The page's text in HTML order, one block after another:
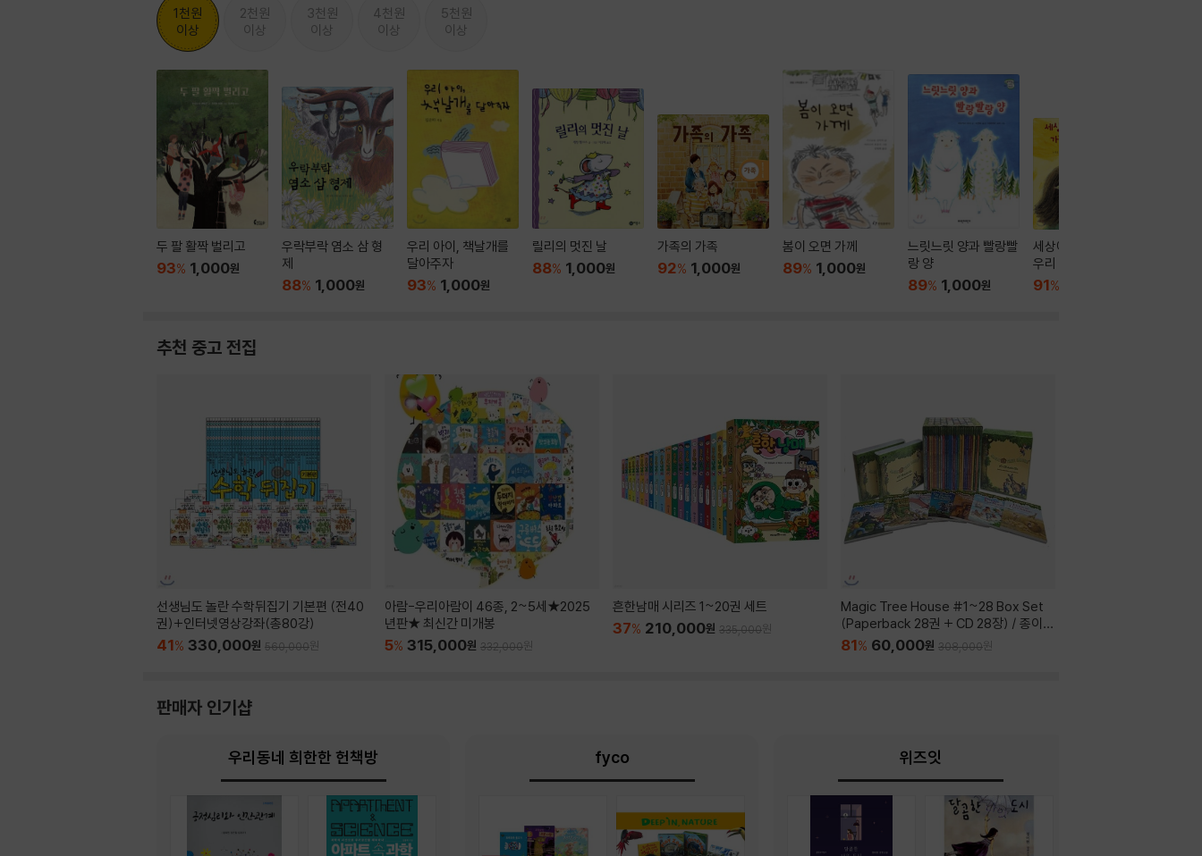
1천원
이상
2천원
이상
3천원
이상
4천원
이상
5천원
이상
두 팔 활짝 벌리고
93% 1,000원
우락부락 염소 삼 형
제
88% 1,000원
우리 아이, 책날개를
달아주자
93% 1,000원
릴리의 멋진 날
88% 1,000원
가족의 가족
92% 1,000원
봄이 오면 가께
89% 1,000원
느릿느릿 양과 빨랑빨
랑 양
89% 1,000원
세상에서 가장 예쁜
우리 엄마
91%
추천 중고 전집
선생님도 놀란 수학뒤집기 기본편 (전40
권)+인터넷영상강좌(총80강)
41% 330,000원 560,000원
아람-우리아람이 46종, 2~5세★2025
년판★ 최신간 미개봉
5% 315,000원 332,000원
흔한남매 시리즈 1~20권 세트
37% 210,000원 335,000원
Magic Tree House #1~28 Box Set
(Paperback 28권 + CD 28장) / 종이
변색 외 상태 양호 / 음원 메일 별도 제공
81% 60,000원 308,000원
판매자 인기샵
우리동네 희한한 헌책방 fyco 위즈잇